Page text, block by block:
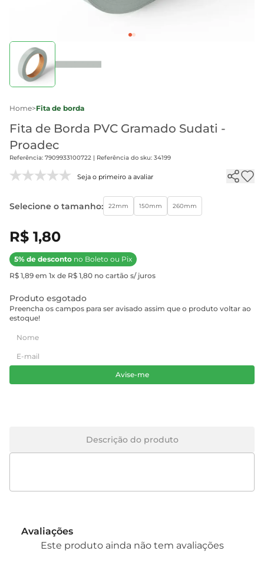
Home>Fita de borda
Fita de Borda PVC Gramado Sudati -
Proadec
Referência: 7909933100722 | Referência do sku: 34199
Seja o primeiro a avaliar
Selecione o tamanho: 22mm 150mm 260mm
R$ 1,80
5% de desconto no Boleto ou Pix
R$ 1,89 em 1x de R$ 1,80 no cartão s/ juros
Produto esgotado
Preencha os campos para ser avisado assim que o produto voltar ao
estoque!
Avise-me
Descrição do produto
Avaliações
Este produto ainda não tem avaliações